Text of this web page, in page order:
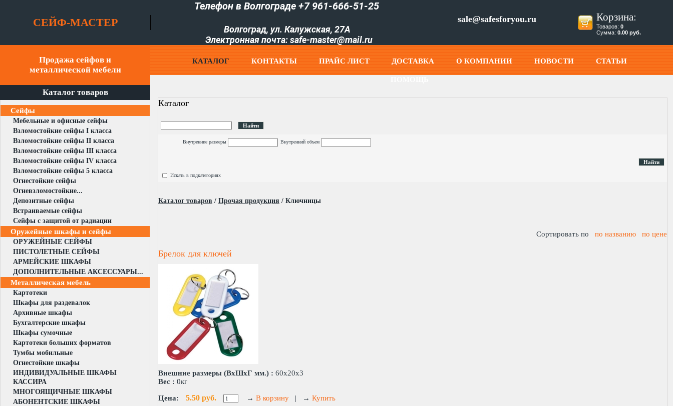
СЕЙФ-МАСТЕР
Телефон в Волгограде +7 961-666-51-25
Волгоград, ул. Калужская, 27А
Электронная почта: safe-master@mail.ru
sale@safesforyou.ru Корзина:
Товаров: 0
Сумма: 0.00 руб.
Продажа сейфов и
металлической мебели
Каталог товаров
Сейфы
Мебельные и офисные сейфы
Взломостойкие сейфы I класса
Взломостойкие сейфы II класса
Взломостойкие сейфы III класса
Взломостойкие сейфы IV класса
Взломостойкие сейфы 5 класса
Огнестойкие сейфы
Огневзломостойкие...
Депозитные сейфы
Встраиваемые сейфы
Сейфы с защитой от радиации
Оружейные шкафы и сейфы
ОРУЖЕЙНЫЕ СЕЙФЫ
ПИСТОЛЕТНЫЕ СЕЙФЫ
АРМЕЙСКИЕ ШКАФЫ
ДОПОЛНИТЕЛЬНЫЕ АКСЕССУАРЫ...
Металлическая мебель
Картотеки
Шкафы для раздевалок
Архивные шкафы
Бухгалтерские шкафы
Шкафы сумочные
Картотеки больших форматов
Тумбы мобильные
Огнестойкие шкафы
ИНДИВИДУАЛЬНЫЕ ШКАФЫ
КАССИРА
МНОГОЯЩИЧНЫЕ ШКАФЫ
АБОНЕНТСКИЕ ШКАФЫ
КАТАЛОГ КОНТАКТЫ ПРАЙC ЛИСТ ДОСТАВКА О КОМПАНИИ НОВОСТИ СТАТЬИ
Каталог
Внутренние размеры Внутренний объем
Искать в подкатегориях
Каталог товаров / Прочая продукция / Ключницы
Сортировать по по названию по цене
Брелок для ключей
Внешние размеры (ВхШхГ мм.) : 60х20х3
Вес : 0кг
Цена: 5.50 руб. → В корзину | → Купить